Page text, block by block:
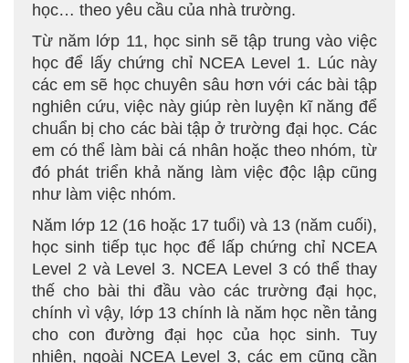
học… theo yêu cầu của nhà trường.
Từ năm lớp 11, học sinh sẽ tập trung vào việc
học để lấy chứng chỉ NCEA Level 1. Lúc này
các em sẽ học chuyên sâu hơn với các bài tập
nghiên cứu, việc này giúp rèn luyện kĩ năng để
chuẩn bị cho các bài tập ở trường đại học. Các
em có thể làm bài cá nhân hoặc theo nhóm, từ
đó phát triển khả năng làm việc độc lập cũng
như làm việc nhóm.
Năm lớp 12 (16 hoặc 17 tuổi) và 13 (năm cuối),
học sinh tiếp tục học để lấp chứng chỉ NCEA
Level 2 và Level 3. NCEA Level 3 có thể thay
thế cho bài thi đầu vào các trường đại học,
chính vì vậy, lớp 13 chính là năm học nền tảng
cho con đường đại học của học sinh. Tuy
nhiên, ngoài NCEA Level 3, các em cũng cần